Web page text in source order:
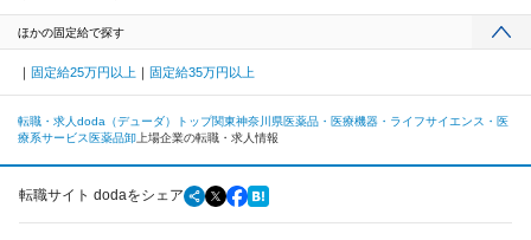
ほかの固定給で探す
固定給25万円以上 固定給35万円以上
転職・求人doda（デューダ）トップ関東神奈川県医薬品・医療機器・ライフサイエンス・医
療系サービス 医薬品卸 上場企業の転職・求人情報
転職サイト dodaをシェア